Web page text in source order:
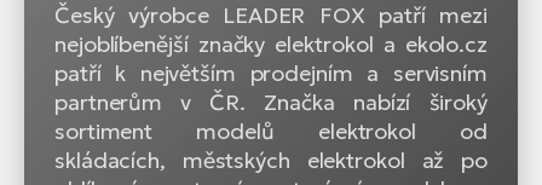
Český výrobce LEADER FOX patří mezi
nejoblíbenější značky elektrokol a ekolo.cz
patří k největším prodejním a servisním
partnerům v ČR. Značka nabízí široký
sortiment modelů elektrokol od
skládacích, městských elektrokol až po